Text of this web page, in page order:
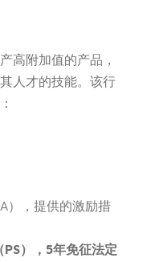
高附加值的产品，
人才的技能。该行
），提供的激励措
），5年免征法定